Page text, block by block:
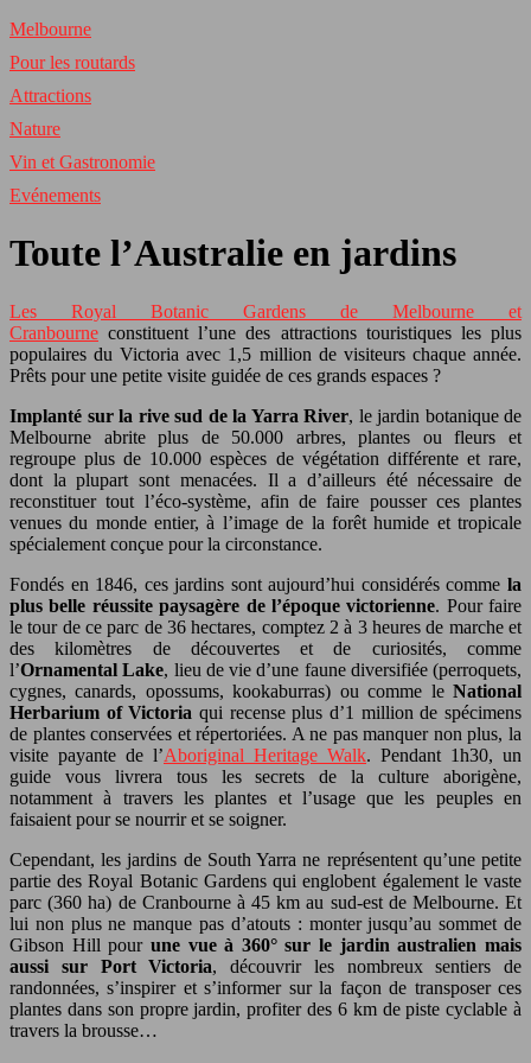
Melbourne
Pour les routards
Attractions
Nature
Vin et Gastronomie
Evénements
Toute l’Australie en jardins
Les Royal Botanic Gardens de Melbourne et
Cranbourne constituent l’une des attractions touristiques les plus
populaires du Victoria avec 1,5 million de visiteurs chaque année.
Prêts pour une petite visite guidée de ces grands espaces ?
Implanté sur la rive sud de la Yarra River, le jardin botanique de
Melbourne abrite plus de 50.000 arbres, plantes ou fleurs et
regroupe plus de 10.000 espèces de végétation différente et rare,
dont la plupart sont menacées. Il a d’ailleurs été nécessaire de
reconstituer tout l’éco-système, afin de faire pousser ces plantes
venues du monde entier, à l’image de la forêt humide et tropicale
spécialement conçue pour la circonstance.
Fondés en 1846, ces jardins sont aujourd’hui considérés comme la
plus belle réussite paysagère de l’époque victorienne. Pour faire
le tour de ce parc de 36 hectares, comptez 2 à 3 heures de marche et
des kilomètres de découvertes et de curiosités, comme
l’Ornamental Lake, lieu de vie d’une faune diversifiée (perroquets,
cygnes, canards, opossums, kookaburras) ou comme le National
Herbarium of Victoria qui recense plus d’1 million de spécimens
de plantes conservées et répertoriées. A ne pas manquer non plus, la
visite payante de l’Aboriginal Heritage Walk. Pendant 1h30, un
guide vous livrera tous les secrets de la culture aborigène,
notamment à travers les plantes et l’usage que les peuples en
faisaient pour se nourrir et se soigner.
Cependant, les jardins de South Yarra ne représentent qu’une petite
partie des Royal Botanic Gardens qui englobent également le vaste
parc (360 ha) de Cranbourne à 45 km au sud-est de Melbourne. Et
lui non plus ne manque pas d’atouts : monter jusqu’au sommet de
Gibson Hill pour une vue à 360° sur le jardin australien mais
aussi sur Port Victoria, découvrir les nombreux sentiers de
randonnées, s’inspirer et s’informer sur la façon de transposer ces
plantes dans son propre jardin, profiter des 6 km de piste cyclable à
travers la brousse…